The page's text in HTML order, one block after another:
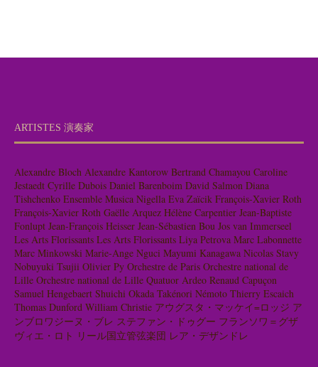
ARTISTES 演奏家
Alexandre Bloch Alexandre Kantorow Bertrand Chamayou Caroline
Jestaedt Cyrille Dubois Daniel Barenboim David Salmon Diana
Tishchenko Ensemble Musica Nigella Eva Zaïcik François-Xavier Roth
François-Xavier Roth Gaëlle Arquez Hélène Carpentier Jean-Baptiste
Fonlupt Jean-François Heisser Jean-Sébastien Bou Jos van Immerseel
Les Arts Florissants Les Arts Florissants Liya Petrova Marc Labonnette
Marc Minkowski Marie-Ange Nguci Mayumi Kanagawa Nicolas Stavy
Nobuyuki Tsujii Olivier Py Orchestre de Paris Orchestre national de
Lille Orchestre national de Lille Quatuor Ardeo Renaud Capuçon
Samuel Hengebaert Shuichi Okada Takénori Némoto Thierry Escaich
Thomas Dunford William Christie アウグスタ・マッケイ=ロッジ ア
ンブロワジーヌ・ブレ ステファン・ドゥグー フランソワ＝グザ
ヴィエ・ロト リール国立管弦楽団 レア・デザンドレ